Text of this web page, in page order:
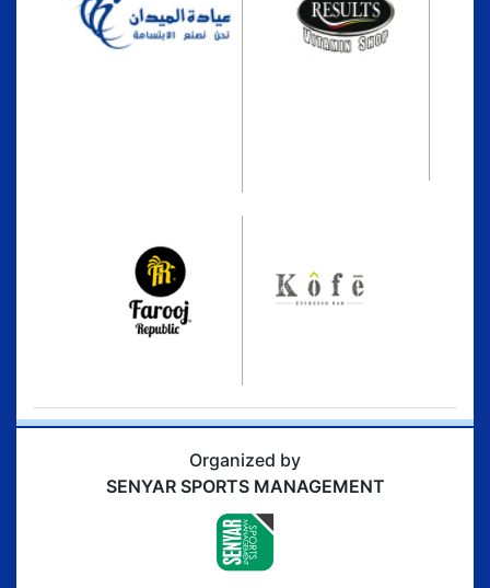
Organized by
SENYAR SPORTS MANAGEMENT